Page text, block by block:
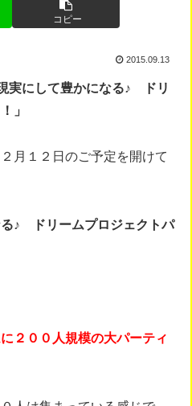
コピー
2015.09.13
実にして豊かになる♪ ドリ
」
月１２日のご予定を開けて
る♪ ドリームプロジェクトパ
２００人規模の大パーティ